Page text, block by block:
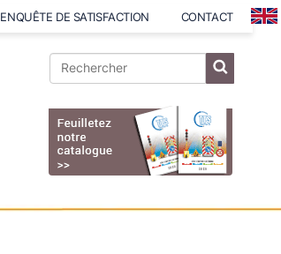
ENQUÊTE DE SATISFACTION CONTACT